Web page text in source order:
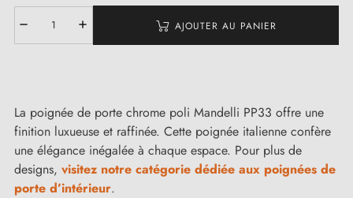
AJOUTER AU PANIER
La poignée de porte chrome poli Mandelli PP33 offre une
finition luxueuse et raffinée. Cette poignée italienne confère
une élégance inégalée à chaque espace. Pour plus de
designs, visitez notre catégorie dédiée aux poignées de
porte d’intérieur.